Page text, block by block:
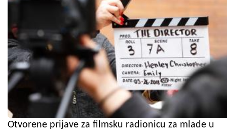
Otvorene prijave za filmsku radionicu za mlade u